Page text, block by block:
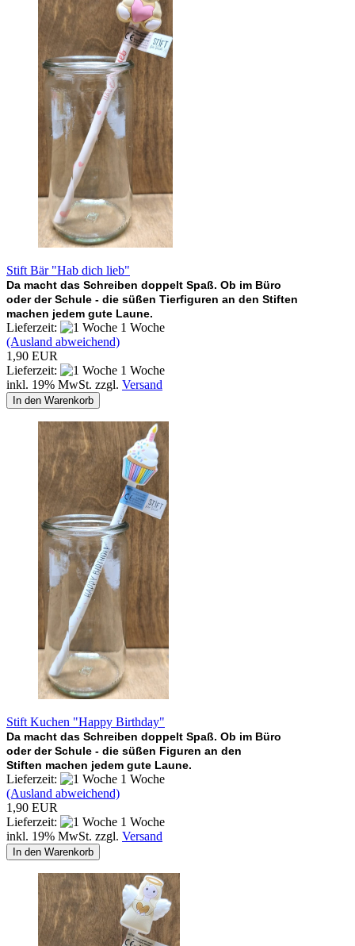
Stift Bär "Hab dich lieb"
Da macht das Schreiben doppelt Spaß. Ob im Büro
oder der Schule - die süßen Tierfiguren an den Stiften
machen jedem gute Laune.
Lieferzeit:
1 Woche
(Ausland abweichend)
1,90 EUR
Lieferzeit:
1 Woche
inkl. 19% MwSt. zzgl. Versand
In den Warenkorb
Stift Kuchen "Happy Birthday"
Da macht das Schreiben doppelt Spaß. Ob im Büro
oder der Schule - die süßen Figuren an den
Stiften machen jedem gute Laune.
Lieferzeit:
1 Woche
(Ausland abweichend)
1,90 EUR
Lieferzeit:
1 Woche
inkl. 19% MwSt. zzgl. Versand
In den Warenkorb